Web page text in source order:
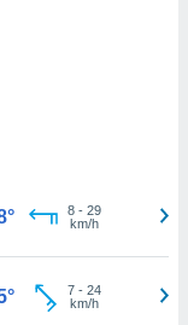
8- 29
km/h
7- 24
km/h